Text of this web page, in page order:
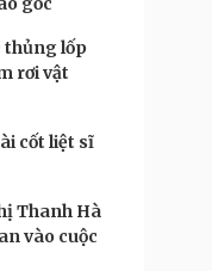
thủng lốp
rơi vật
cốt liệt sĩ
Thanh Hà
vào cuộc